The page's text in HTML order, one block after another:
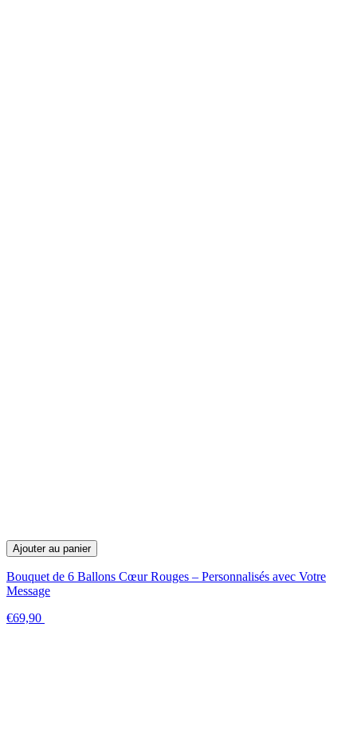
Ajouter au panier
Bouquet de 6 Ballons Cœur Rouges – Personnalisés avec Votre
Message
€69,90